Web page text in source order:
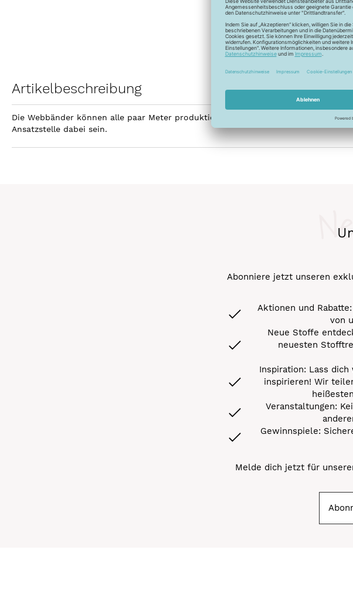
Artikelbeschreibung
Die Webbänder können alle paar Meter produktionsbedingt Ansatzstellen
Ansatzstelle dabei sein.
Abonniere jetzt unseren
Aktionen und
von
Neue Stoffe
neuesten
Inspiration: Lass
inspirieren! Wir
Veranstaltungen:
Gewinnspiele:
Melde dich jetzt für